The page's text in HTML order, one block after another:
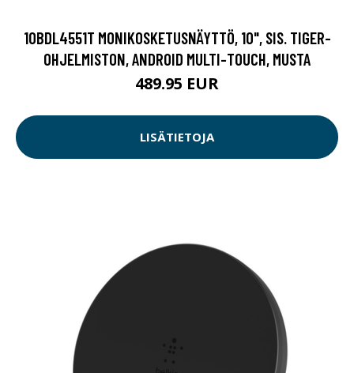
10BDL4551T MONIKOSKETUSNÄYTTÖ, 10", SIS. TIGER-
OHJELMISTON, ANDROID MULTI-TOUCH, MUSTA
489.95 EUR
LISÄTIETOJA